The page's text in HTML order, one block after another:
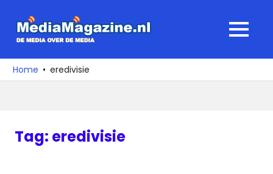
naar
media
over
MENU
Home eredivisie
Tag: eredivisie